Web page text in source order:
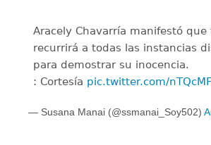
Aracely Chavarría manifestó que
recurrirá a todas las instancias
para demostrar su inocencia.
: Cortesía pic.twitter.com/
— Susana Manai (@ssmanai_Soy502)